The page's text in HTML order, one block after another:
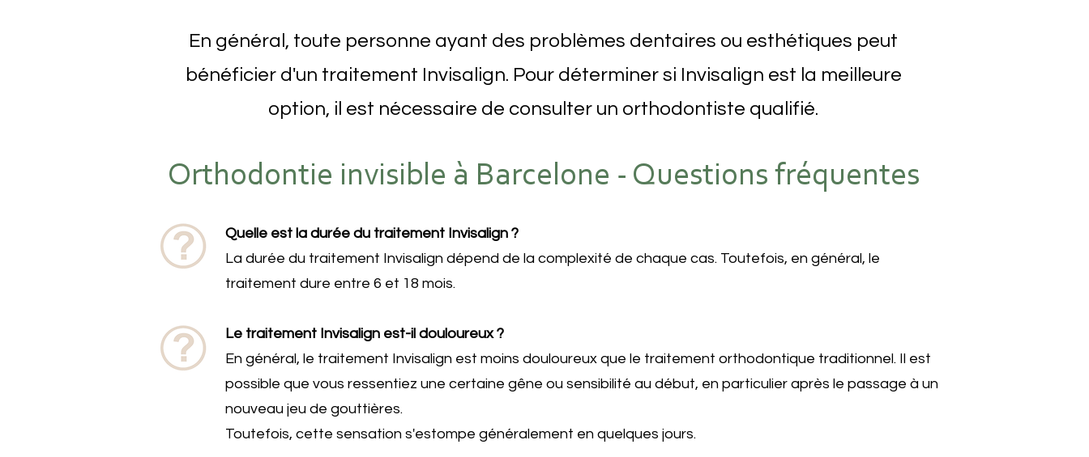
En général, toute personne ayant des problèmes dentaires ou esthétiques peut
bénéficier d'un traitement Invisalign. Pour déterminer si Invisalign est la meilleure
option, il est nécessaire de consulter un orthodontiste qualifié.
Orthodontie invisible à Barcelone - Questions fréquentes
Quelle est la durée du traitement Invisalign ?
La durée du traitement Invisalign dépend de la complexité de chaque cas. Toutefois, en général, le
traitement dure entre 6 et 18 mois.
Le traitement Invisalign est-il douloureux ?
En général, le traitement Invisalign est moins douloureux que le traitement orthodontique traditionnel. Il est
possible que vous ressentiez une certaine gêne ou sensibilité au début, en particulier après le passage à un
nouveau jeu de gouttières.
Toutefois, cette sensation s'estompe généralement en quelques jours.